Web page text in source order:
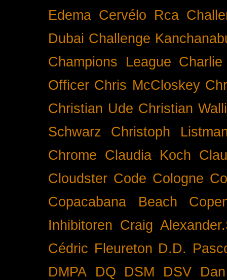
Edema Cervélo Rca
Dubai Challenge
Champions League
Officer Chris McCloskey
Christian Ude Christian
Schwarz
Christoph
Chrome Claudia Koch
Cloudster Code Cologne
Copacabana Beach
Inhibitoren Craig
Cédric Fleureton D.D.
DMPA
DQ DSM DSV